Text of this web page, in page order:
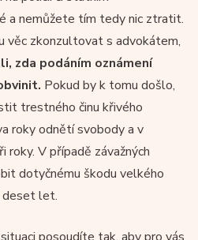
a nemůžete tím tedy nic ztratit.
věc zkonzultovat s advokátem,
zda podáním oznámení
Pokud by k tomu došlo,
trestného činu křivého
roky odnětí svobody a v
V případě závažných
dotyčnému škodu velkého
deset let.